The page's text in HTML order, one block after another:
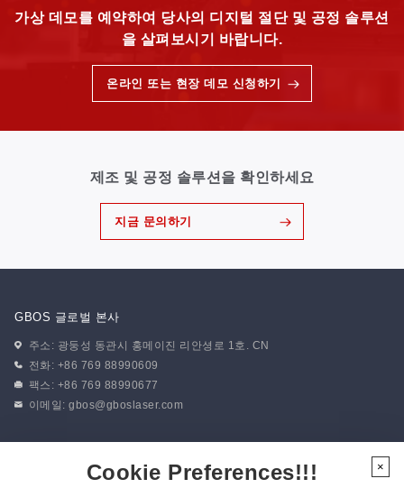
가상 데모를 예약하여 당사의 디지털 절단 및 공정 솔루션
을 살펴보시기 바랍니다.
온라인 또는 현장 데모 신청하기
제조 및 공정 솔루션을 확인하세요
지금 문의하기
GBOS 글로벌 본사
주소: 광둥성 동관시 홍메이진 리안셩로 1호. CN
전화: +86 769 88990609
팩스: +86 769 88990677
이메일:gbos@gboslaser.com
Cookie Preferences!!! ×